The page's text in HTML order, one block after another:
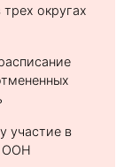
округах
участие в
ООН